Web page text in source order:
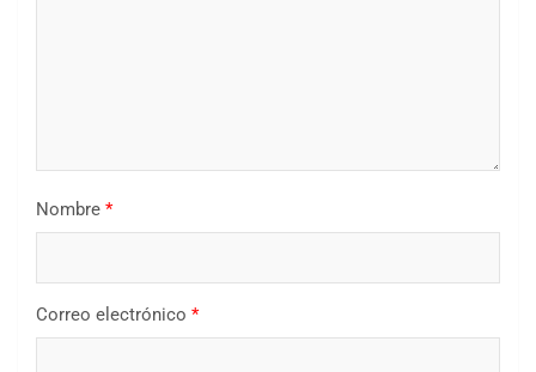
Nombre *
Correo electrónico *